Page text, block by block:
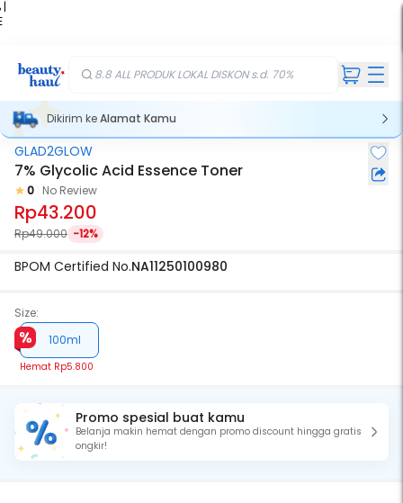
|
8.8 ALL PRODUK LOKAL DISKON s.d. 70%
Dikirim keAlamat Kamu
GLAD2GLOW
7% Glycolic Acid Essence Toner
0 No Review
Rp43.200
Rp49.000 -12%
BPOM Certified No.NA11250100980
Size:
100ml
Hemat Rp5.800
Promo spesial buat kamu
Belanja makin hemat dengan promo discount hingga gratis
ongkir!